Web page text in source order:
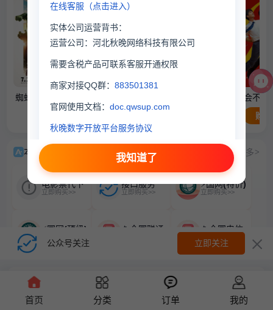
蜘蛛侠：崭新之日 年会不能
购票
本站特色 查看更多 >
电影票代下
立即购买>>
接口服务
立即购买>>
⚡国网(特价)
立即购买>>
⚡国网(顶级) 📱全国联通 📱全国电信
官方推荐 查看更多
在线客服（点击进入）
实体公司运营背书：
运营公司：河北秋晚网络科技有限公司
需要含税产品可联系客服开通权限
商家对接QQ群： 883501381
官网使用文档： doc.qwsup.com
秋晚数字开放平台服务协议
我知道了
公众号关注 立即关注
首页 分类 订单 我的